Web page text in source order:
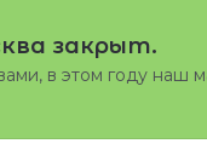
закрыт.
в этом году наш